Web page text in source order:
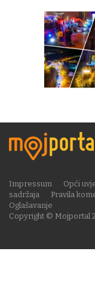
Copyright © Mojportal
Impressum Opći
sadržaja
Pravila
Oglašavanje